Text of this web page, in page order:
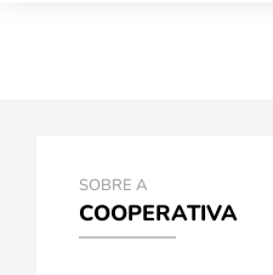
SOBRE A
COOPERATIVA